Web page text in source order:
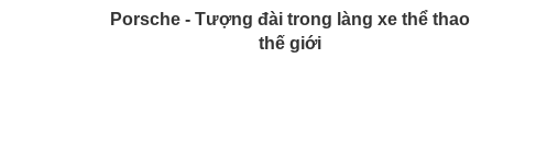
Porsche - Tượng đài trong làng xe thể thao
thế giới